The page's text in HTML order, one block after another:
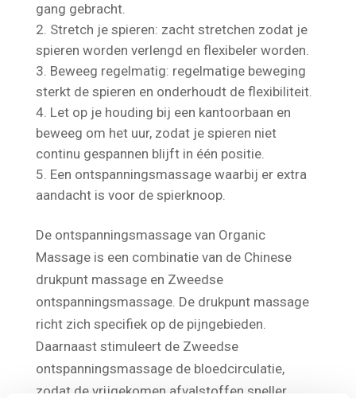
beweeglijker en wordt de bloedcirculatie op
gang gebracht.
Stretch je spieren: zacht stretchen zodat je
spieren worden verlengd en flexibeler worden.
Beweeg regelmatig: regelmatige beweging
sterkt de spieren en onderhoudt de flexibiliteit.
Let op je houding bij een kantoorbaan en
beweeg om het uur, zodat je spieren niet
continu gespannen blijft in één positie.
Een ontspanningsmassage waarbij er extra
De ontspanningsmassage van Organic
Massage is een combinatie van de Chinese
drukpunt massage en Zweedse
ontspanningsmassage. De drukpunt massage
richt zich specifiek op de pijngebieden.
Daarnaast stimuleert de Zweedse
ontspanningsmassage de bloedcirculatie,